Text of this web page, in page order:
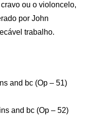
ou o violoncelo,
por John
trabalho.
and bc (Op – 51)
and bc (Op – 52)